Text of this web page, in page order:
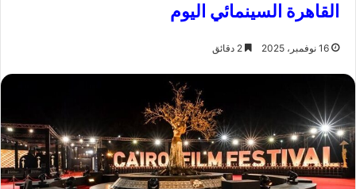
القاهرة السينمائي اليوم
16 نوفمبر، 2025